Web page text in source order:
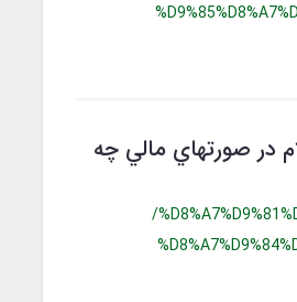
در صورتهاي مالي چه
/